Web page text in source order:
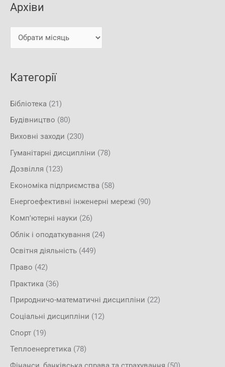
а
т
Архіви
Категорії
Бібліотека (21)
Будівництво (80)
Виховні заходи (230)
Гуманітарні дисципліни (78)
Дозвілля (123)
Економіка підприємства (58)
Енергоефективні інженерні мережі (90)
Комп'ютерні науки (26)
Облік і оподаткування (24)
Освітня діяльність (449)
Право (42)
Практика (36)
Природничо-математичні дисципліни (22)
Соціальні дисципліни (12)
Спорт (19)
Теплоенергетика (78)